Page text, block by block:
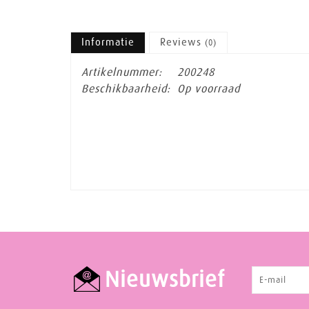
Informatie Reviews (0)
Artikelnummer:
200248
Beschikbaarheid:
Op voorraad
Nieuwsbrief